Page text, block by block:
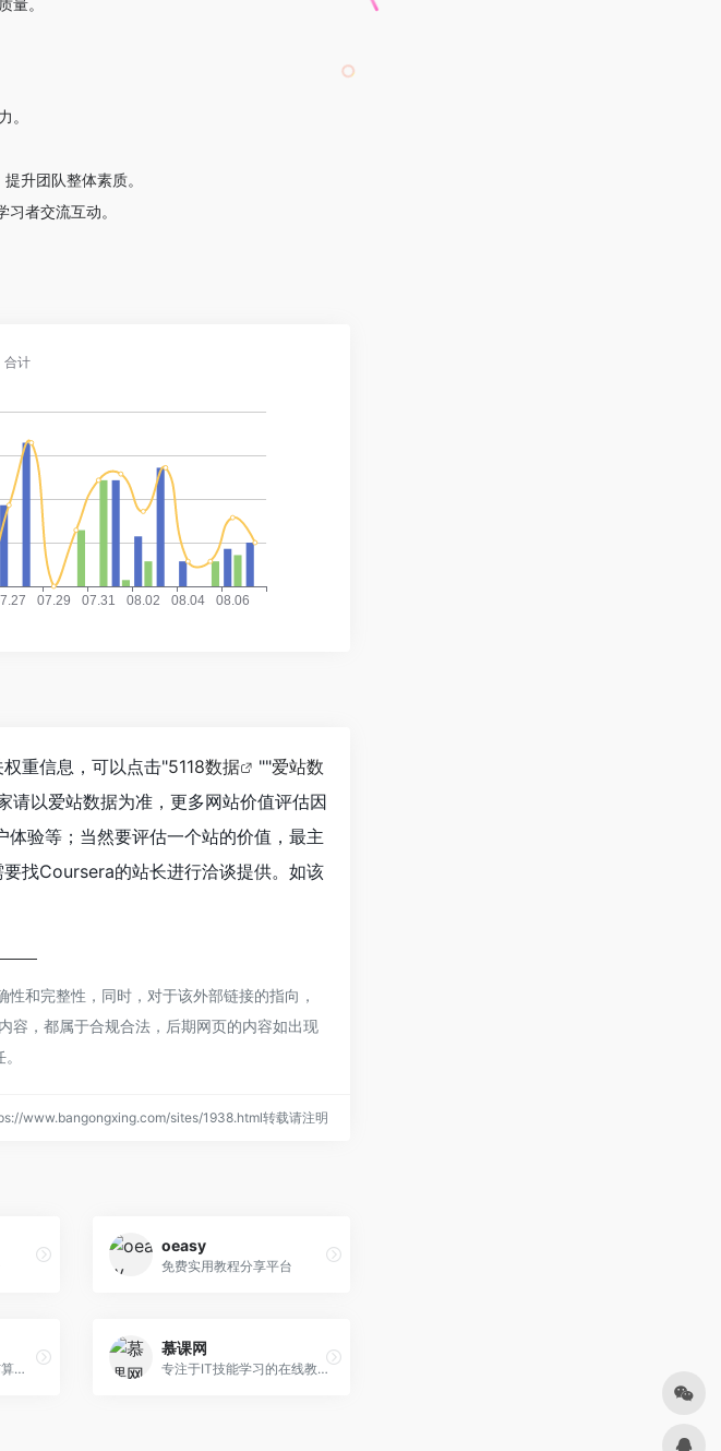
量。
。
升团队整体素质。
者交流互动。
重信息，可以点击"5118数据 ""爱站数
请以爱站数据为准，更多网站价值评估因
验等；当然要评估一个站的价值，最主
找Coursera的站长进行洽谈提供。如该
和完整性，同时，对于该外部链接的指向，
，都属于合规合法，后期网页的内容如出现
www.bangongxing.com/sites/1938.html转载请注明
oeasy
免费实用教程分享平台
动画图解的数据结构与算法入门书。
慕课网
专注于IT技能学习的在线教育平台